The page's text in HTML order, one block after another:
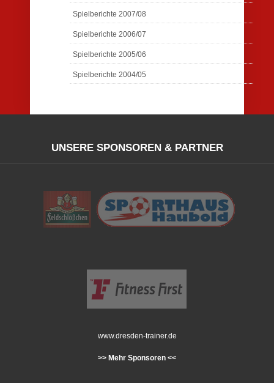
Spielberichte 2007/08
Spielberichte 2006/07
Spielberichte 2005/06
Spielberichte 2004/05
UNSERE SPONSOREN & PARTNER
www.dresden-trainer.de
>> Mehr Sponsoren <<